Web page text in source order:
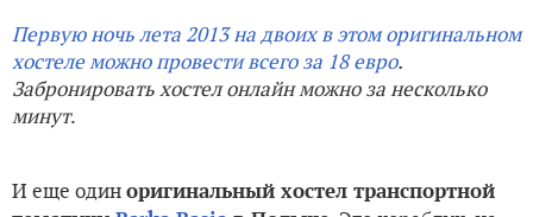
Первую ночь лета 2013 на двоих в этом оригинальном
хостеле можно провести всего за 18 евро.
Забронировать хостел онлайн можно за несколько
минут.
И еще один оригинальный хостел транспортной